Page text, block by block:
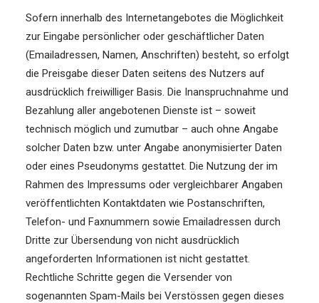
Sofern innerhalb des Internetangebotes die Möglichkeit
zur Eingabe persönlicher oder geschäftlicher Daten
(Emailadressen, Namen, Anschriften) besteht, so erfolgt
die Preisgabe dieser Daten seitens des Nutzers auf
ausdrücklich freiwilliger Basis. Die Inanspruchnahme und
Bezahlung aller angebotenen Dienste ist – soweit
technisch möglich und zumutbar – auch ohne Angabe
solcher Daten bzw. unter Angabe anonymisierter Daten
oder eines Pseudonyms gestattet. Die Nutzung der im
Rahmen des Impressums oder vergleichbarer Angaben
veröffentlichten Kontaktdaten wie Postanschriften,
Telefon- und Faxnummern sowie Emailadressen durch
Dritte zur Übersendung von nicht ausdrücklich
angeforderten Informationen ist nicht gestattet.
Rechtliche Schritte gegen die Versender von
sogenannten Spam-Mails bei Verstössen gegen dieses